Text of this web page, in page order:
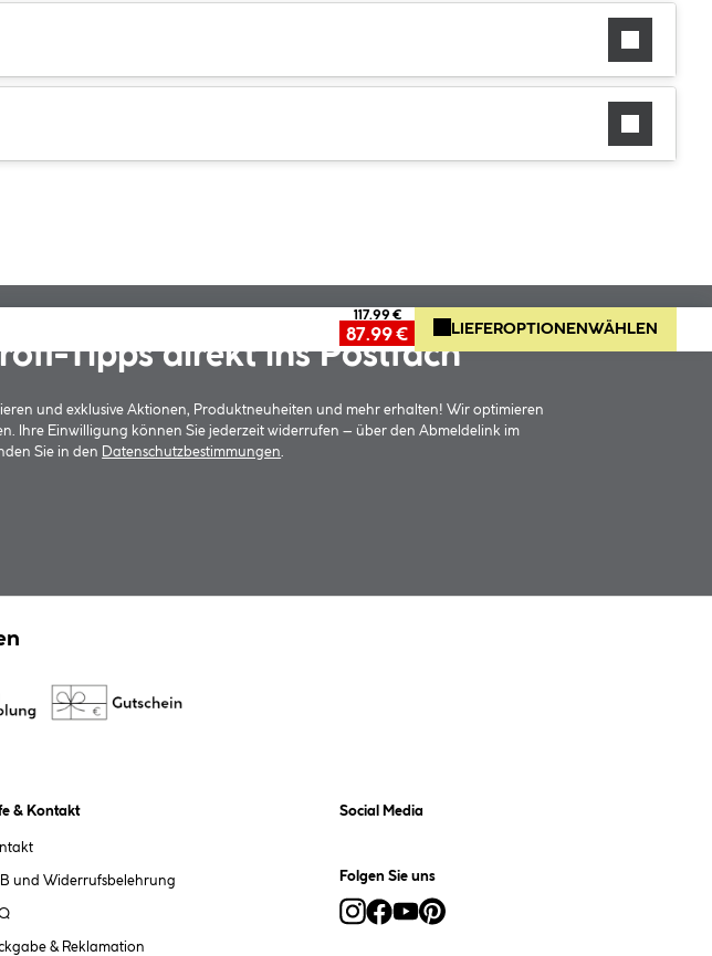
117.99 €
87.99 € LIEFEROPTIONEN WÄHLEN
Tipps direkt ins Postfach
und exklusive Aktionen, Produktneuheiten und mehr erhalten! Wir optimieren
Ihre Einwilligung können Sie jederzeit widerrufen – über den Abmeldelink im
Sie in den
Datenschutzbestimmungen
& Kontakt
und Widerrufsbelehrung
& Reklamation
Social Media
Folgen Sie uns